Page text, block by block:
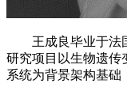
王成良毕业于法国
研究项目以生物遗传
系统为背景架构基础